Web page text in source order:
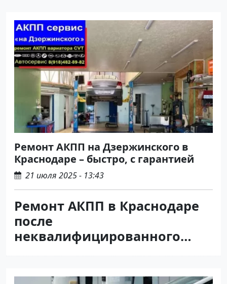
Ремонт АКПП на Дзержинского в
Краснодаре – быстро, с гарантией
21 июля 2025 - 13:43
Ремонт АКПП в Краснодаре
после
неквалифицированного